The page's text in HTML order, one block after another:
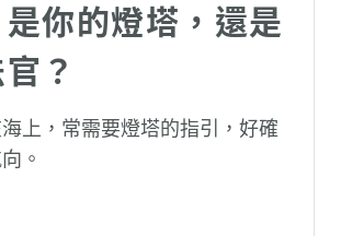
你的燈塔，還是
？
上，常需要燈塔的指引，好確
。